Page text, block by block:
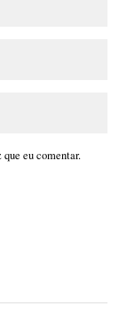
eu comentar.